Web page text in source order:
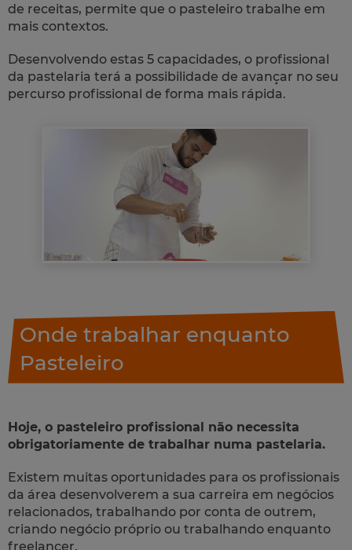
de receitas, permite que o pasteleiro trabalhe em
mais contextos.
Desenvolvendo estas 5 capacidades, o profissional
da pastelaria terá a possibilidade de avançar no seu
percurso profissional de forma mais rápida.
Onde trabalhar enquanto
Pasteleiro
Hoje, o pasteleiro profissional não necessita
obrigatoriamente de trabalhar numa pastelaria.
Existem muitas oportunidades para os profissionais
da área desenvolverem a sua carreira em negócios
relacionados, trabalhando por conta de outrem,
criando negócio próprio ou trabalhando enquanto
freelancer.